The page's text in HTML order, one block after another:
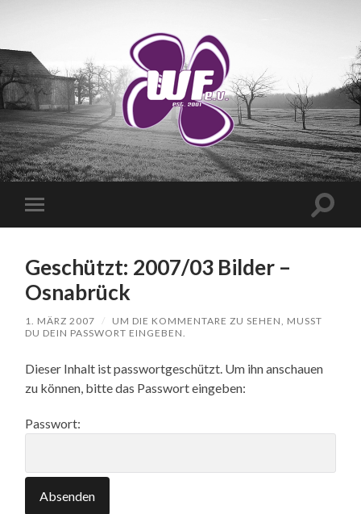
WANDERVEREIN
WUSCHIGER
FLIEDER
Mobile-
Menü
Geschützt: 2007/03 Bilder –
Osnabrück
1. MÄRZ 2007 /
UM DIE KOMMENTARE ZU SEHEN, MUSST
DU DEIN PASSWORT EINGEBEN.
Dieser Inhalt ist passwortgeschützt. Um ihn anschauen
zu können, bitte das Passwort eingeben:
Passwort: